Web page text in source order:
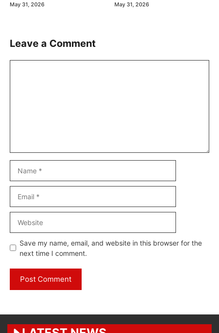
May 31, 2026 May 31, 2026
Leave a Comment
Save my name, email, and website in this browser for the
next time I comment.